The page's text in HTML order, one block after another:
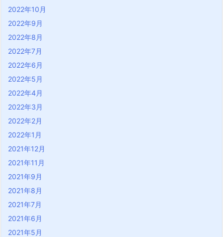
2022年10月
2022年9月
2022年8月
2022年7月
2022年6月
2022年5月
2022年4月
2022年3月
2022年2月
2022年1月
2021年12月
2021年11月
2021年9月
2021年8月
2021年7月
2021年6月
2021年5月